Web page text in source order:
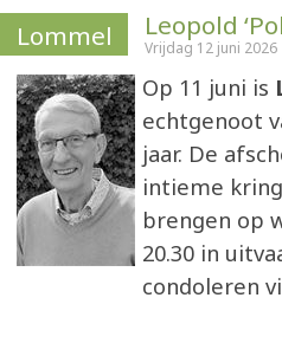
Lommel Leopold
Vrijdag 12 juni 2026
Op 11 juni is
echtgenoot
jaar. De
intieme
brengen op
20.30 in
condoleren